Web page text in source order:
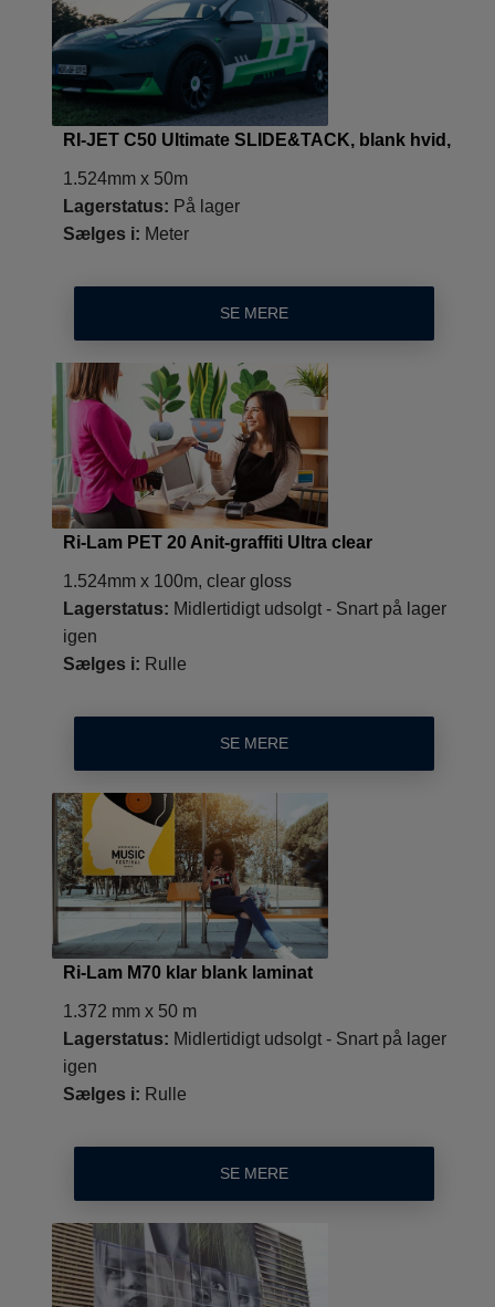
RI-JET C50 Ultimate SLIDE&TACK, blank hvid,
1.524mm x 50m
Lagerstatus: På lager
Sælges i: Meter
SE MERE
Ri-Lam PET 20 Anit-graffiti Ultra clear
1.524mm x 100m, clear gloss
Lagerstatus: Midlertidigt udsolgt - Snart på lager
igen
Sælges i: Rulle
SE MERE
Ri-Lam M70 klar blank laminat
1.372 mm x 50 m
Lagerstatus: Midlertidigt udsolgt - Snart på lager
igen
Sælges i: Rulle
SE MERE